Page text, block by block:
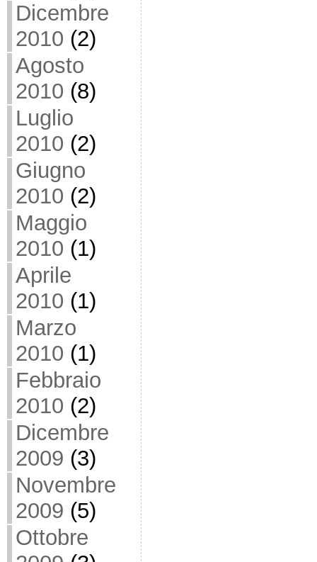
Dicembre
2010 (2)
Agosto
2010 (8)
Luglio
2010 (2)
Giugno
2010 (2)
Maggio
2010 (1)
Aprile
2010 (1)
Marzo
2010 (1)
Febbraio
2010 (2)
Dicembre
2009 (3)
Novembre
2009 (5)
Ottobre